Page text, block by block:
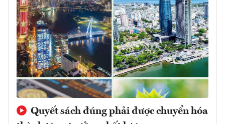
Quyết sách đúng phải được chuyển hóa